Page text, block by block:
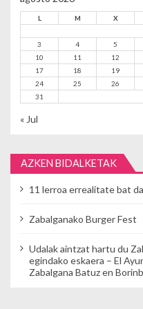
L M X
3
4 5
10
11 12
17
18 19
24
25 26
31
« Jul
AZKEN BIDALKETAK
11 lerroa errealitate bat
Zabalganako Burger Fest
Udalak aintzat hartu du
egindako eskaera – El
Zabalgana Batuz en